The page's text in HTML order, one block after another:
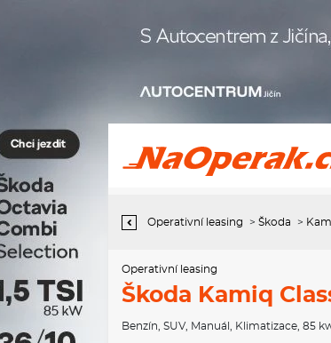
Operativní leasing Škoda Kamiq Classic 1,0 TSI 85 kW 6-
mech.
Operativní leasing > Škoda >
Operativní leasing
Škoda Kamiq
Benzín SUV, Manuál Klimatizace , 85